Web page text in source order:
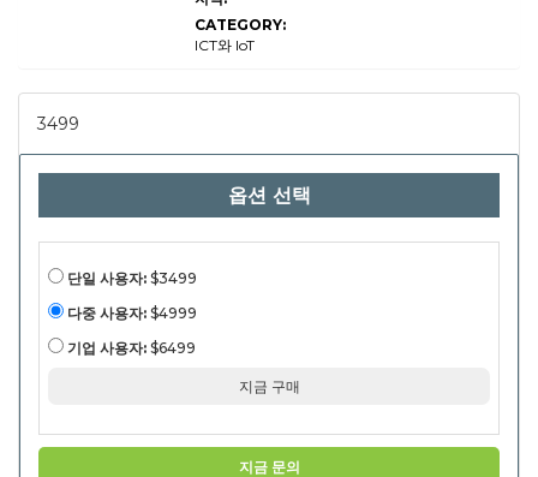
의료, 환대, 물
타) 및 배포 모
반, 온 프레미
스) 및 지역 분
CATEGORY:
ICT와 IoT
3499
옵션 선택
단일 사용자: $3499
다중 사용자: $4999
기업 사용자: $6499
지금 구매
지금 문의